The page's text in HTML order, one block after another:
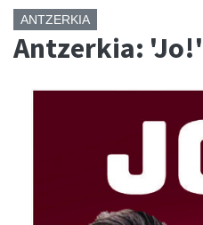
ANTZERKIA
Antzerkia: 'Jo!'